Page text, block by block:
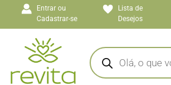
conteúdoEntrar ou
Cadastrar-se
Lista de
Desejos